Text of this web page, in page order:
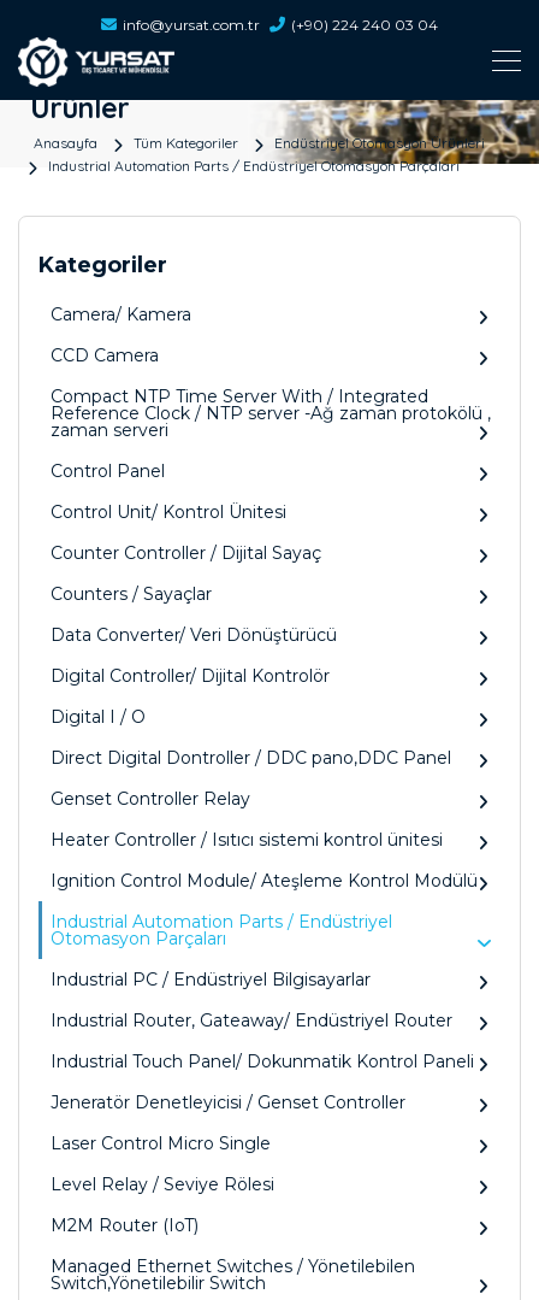
info@yursat.com.tr (+90) 224 240 03 04
Ürünler
Anasayfa Tüm Kategoriler
Endüstriyel Otomasyon Ürünleri
Industrial Automation Parts / Endüstriyel Otomasyon Parçaları
Kategoriler
Camera/ Kamera
CCD Camera
Compact NTP Time Server With / Integrated
Reference Clock / NTP server -Ağ zaman protokölü ,
zaman serveri
Control Panel
Control Unit/ Kontrol Ünitesi
Counter Controller / Dijital Sayaç
Counters / Sayaçlar
Data Converter/ Veri Dönüştürücü
Digital Controller/ Dijital Kontrolör
Digital I / O
Direct Digital Dontroller / DDC pano,DDC Panel
Genset Controller Relay
Heater Controller / Isıtıcı sistemi kontrol ünitesi
Ignition Control Module/ Ateşleme Kontrol Modülü
Industrial Automation Parts / Endüstriyel
Otomasyon Parçaları
Industrial PC / Endüstriyel Bilgisayarlar
Industrial Router, Gateaway/ Endüstriyel Router
Industrial Touch Panel/ Dokunmatik Kontrol Paneli
Jeneratör Denetleyicisi / Genset Controller
Laser Control Micro Single
Level Relay / Seviye Rölesi
M2M Router (IoT)
Managed Ethernet Switches / Yönetilebilen
Switch,Yönetilebilir Switch